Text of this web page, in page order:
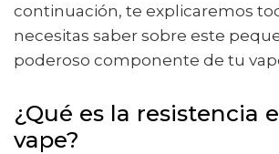
continuación, te explicaremos
necesitas saber sobre este
poderoso componente de tu
¿Qué es la resistencia
vape?